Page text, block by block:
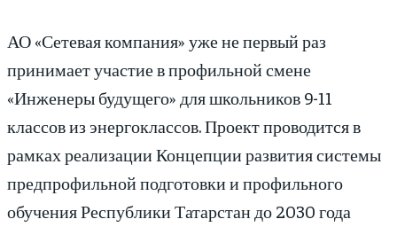
АО «Сетевая компания» уже не первый раз
принимает участие в профильной смене
«Инженеры будущего» для школьников 9-11
классов из энергоклассов. Проект проводится в
рамках реализации Концепции развития системы
предпрофильной подготовки и профильного
обучения Республики Татарстан до 2030 года